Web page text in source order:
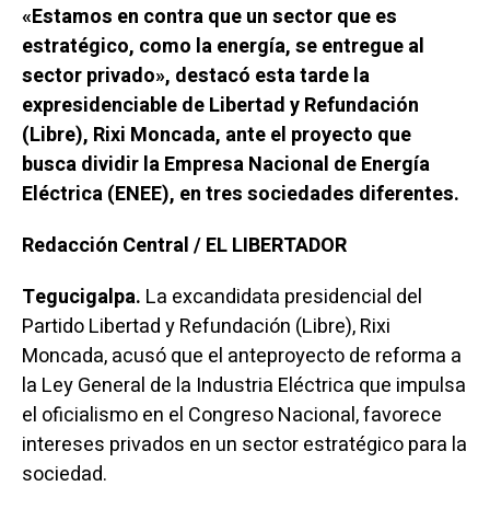
«Estamos en contra que un sector que es
estratégico, como la energía, se entregue al
sector privado», destacó esta tarde la
expresidenciable de Libertad y Refundación
(Libre), Rixi Moncada, ante el proyecto que
busca dividir la Empresa Nacional de Energía
Eléctrica (ENEE), en tres sociedades diferentes.
Redacción Central / EL LIBERTADOR
Tegucigalpa. La excandidata presidencial del
Partido Libertad y Refundación (Libre), Rixi
Moncada, acusó que el anteproyecto de reforma a
la Ley General de la Industria Eléctrica que impulsa
el oficialismo en el Congreso Nacional, favorece
intereses privados en un sector estratégico para la
sociedad.